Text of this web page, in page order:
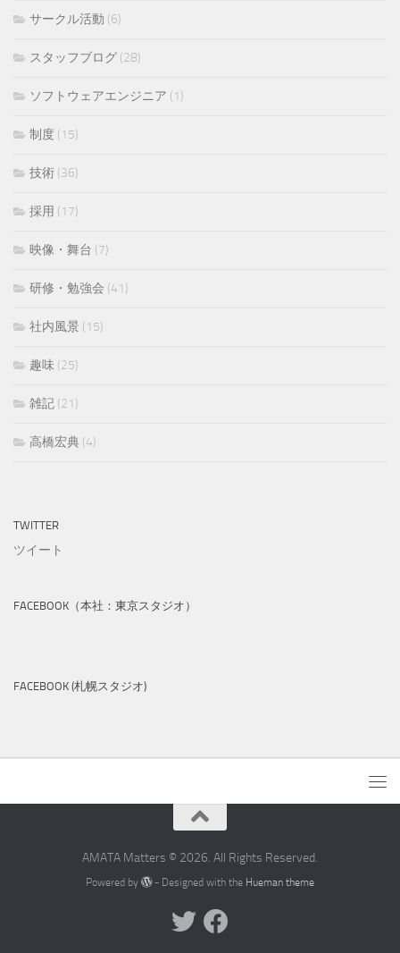
サークル活動 (6)
スタッフブログ (28)
ソフトウェアエンジニア (1)
制度 (15)
技術 (36)
採用 (17)
映像・舞台 (7)
研修・勉強会 (41)
社内風景 (15)
趣味 (25)
雑記 (21)
高橋宏典 (4)
TWITTER
ツイート
FACEBOOK（本社：東京スタジオ）
FACEBOOK (札幌スタジオ)
AMATA Matters © 2026. All Rights Reserved.
Powered by - Designed with the Hueman theme